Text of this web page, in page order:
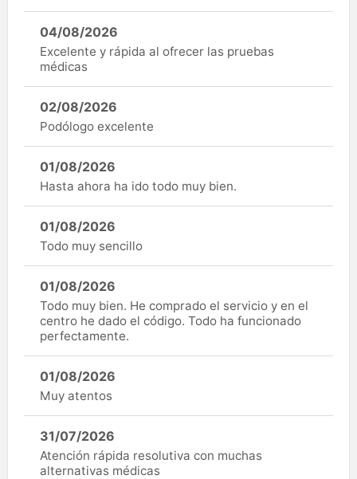
04/08/2026
Excelente y rápida al ofrecer las pruebas
médicas
02/08/2026
Podólogo excelente
01/08/2026
Hasta ahora ha ido todo muy bien.
01/08/2026
Todo muy sencillo
01/08/2026
Todo muy bien. He comprado el servicio y en el
centro he dado el código. Todo ha funcionado
perfectamente.
01/08/2026
Muy atentos
31/07/2026
Atención rápida resolutiva con muchas
alternativas médicas